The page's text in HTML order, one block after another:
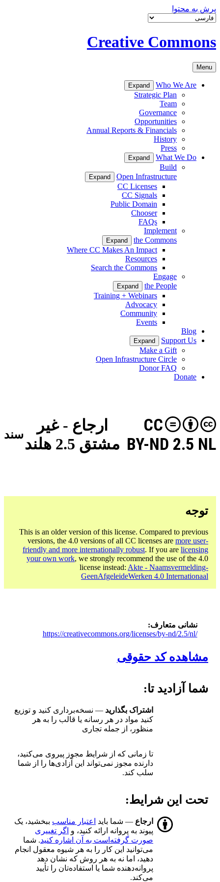
پرش به محتوا
Creative Commons
Menu
Who We Are
Expand
Strategic Plan
Team
Governance
Opportunities
Annual Reports & Financials
History
Press
What We Do
Expand
Build
Open Infrastructure
Expand
CC Licenses
CC Signals
Public Domain
Chooser
FAQs
Implement
the Commons
Expand
Where CC Makes An Impact
Resources
Search the Commons
Engage
the People
Expand
Training + Webinars
Advocacy
Community
Events
Blog
Support Us
Expand
Make a Gift
Open Infrastructure Circle
Donor FAQ
Donate
ارجاع - غیر
مشتق 2.5 هلند
CC
BY-ND 2.5 NL
سند
توجه
This is an older version of this license. Compared to previous
versions, the 4.0 versions of all CC licenses are more user-
friendly and more internationally robust. If you are licensing
your own work, we strongly recommend the use of the 4.0
license instead: Akte - Naamsvermelding-
GeenAfgeleideWerken 4.0 Internationaal
نشانی متعارف
https://creativecommons.org/licenses/by-nd/2.5/nl/
مشاهده کد حقوقی
شما آزادید تا:
اشتراک بگذارید — نسخه‌برداری کنید و توزیع
کنید مواد در هر رسانه یا قالب را به هر
منظور، از جمله تجاری
تا زمانی که از شرایط مجوز پیروی می‌کنید،
دارنده مجوز نمی‌تواند این آزادی‌ها را از شما
سلب کند.
تحت این شرایط:
ارجاع — شما باید اعتبار مناسب ببخشید، یک
پیوند به پروانه ارائه کنید، و اگر تغییری
صورت گرفته‌است به آن اشاره کنید. شما
می‌توانید این کار را به هر شیوه معقول انجام
دهید، اما نه به هر روش که نشان دهد
پروانه‌دهنده شما یا استفاده‌تان را تأیید
می‌کند.